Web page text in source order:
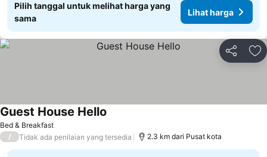
Pilih tanggal untuk melihat harga yang
sama
Lihat harga
Bagikan
Bed & Breakfast
Guest House Hello
/ Tidak ada penilaian yang tersedia 2.3 km dari Pusat kota